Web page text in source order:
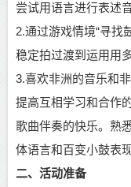
尝试用语言进行表述
2.通过游戏情境“寻找
稳定拍过渡到运用用
3.喜欢非洲的音乐和
提高互相学习和合作
歌曲伴奏的快乐。熟
体语言和百变小鼓表现
二、活动准备